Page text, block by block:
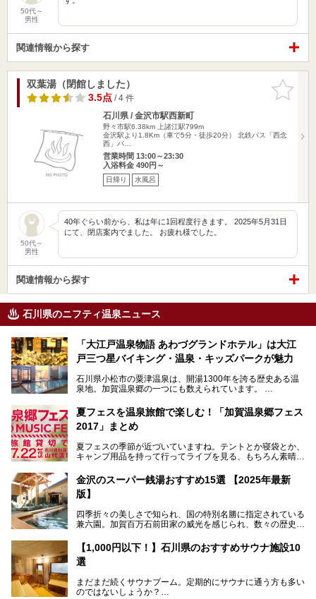
50代～
男性
関連情報から探す
お気に入
りに追加
双葉湯（閉館しました）
3.5点/ 4 件
石川県 / 金沢市駅西新町
野々市駅6.38km
上諸江駅799m
金沢駅より1.8Km（車で5分・徒歩20分） 北鉄バス「西念
西」バ…
営業時間 13:00～23:30
入浴料金 490円～
日帰り 水風呂
50代～
男性
40年ぐらい前から、私は年に1回程度行きます。 2025年5月31日
にて、閉店案内でました。 お疲れ様でした。
関連情報から探す
石川県のニフティ温泉ニュース
「大江戸温泉物語 あわづグランドホテル」は大江
戸三つ星バイキング・温泉・キッズパークが魅力
石川県小松市の粟津温泉は、開湯1300年を誇る歴史ある温
泉地。加賀温泉郷の一つにも数えられています。
その粟津温泉に建つ「大江戸温泉物語 あわづグランドホテ
ル」（以下、あわづグランドホテル）は客室数97室のホテ
ルで、昨年2024年12月に露天風呂を新設。充実したキッズ
2025年7月からは「大江戸三つ星バイキング」がスタート！
───
提供元：大江戸温泉物語ホテルズ＆リゾーツ株式会社【P
この記事は大江戸温泉物語 あわづグランドホテルのPR記事
です。
夏フェスを温泉旅館で楽しむ！「加賀温泉郷フェス
2017」まとめ
夏フェスの季節が近づいていますね。テントとか寝袋とか、
キャンプ用品を持って行ってライブを見る、もちろん素晴ら
いやでもね、暑いし汗や砂埃でドロドロになるしうるさくて
夜は寝られないし、若い時はそういうのが良かったんですけ
今、もうちょっと気楽なフェスはないかな、と探してたらあ
りましたよ！
「加賀温泉郷フェス 2017」が石川県・山代温泉の瑠璃光を
全館貸し切って開催！
れちゃう！なんということでしょう！！
金沢のスーパー銭湯おすすめ15選 【2025年最新
版】
四季折々の美しさで知られ、国の特別名勝に指定されている
兼六園。加賀百万石前田家の威光を感じられ、数々の歴史的
ア。国内でも特に人気の観光地の1つです。北陸新幹線で東
京から約2時間30分と、首都圏からアクセスしやすい立地も
魅力ですね。
り、観光に加えて温泉もぜひ楽しみたいところ。金沢エリア
でおすすめのスーパー銭湯をご紹介します。
【1,000円以下！】石川県のおすすめサウナ施設10
選
まだまだ続くサウナブーム。定期的にサウナに通う方も多い
のではないしょうか？